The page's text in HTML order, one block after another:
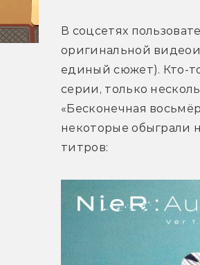
В соцсетях
оригинальной
единый сюжет). Кто-
серии, только
«Бесконечная
некоторые обыграли
титров: